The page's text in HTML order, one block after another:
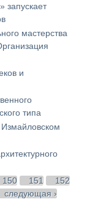
запускает
мастерства
и
типа
150 151
152
следующая ›